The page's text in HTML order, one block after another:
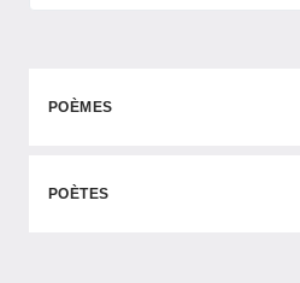
POÈMES
POÈTES